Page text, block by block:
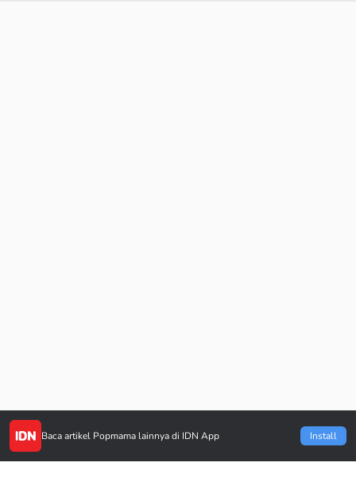
Baca artikel Popmama lainnya di IDN App Install